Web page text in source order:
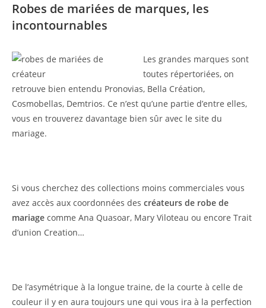
Robes de mariées de marques, les
incontournables
Les grandes marques sont
toutes répertoriées, on
retrouve bien entendu Pronovias, Bella Création,
Cosmobellas, Demtrios. Ce n’est qu’une partie d’entre elles,
vous en trouverez davantage bien sûr avec le site du
mariage.
Si vous cherchez des collections moins commerciales vous
avez accès aux coordonnées des créateurs de robe de
mariage comme Ana Quasoar, Mary Viloteau ou encore Trait
d’union Creation…
De l’asymétrique à la longue traine, de la courte à celle de
couleur il y en aura toujours une qui vous ira à la perfection